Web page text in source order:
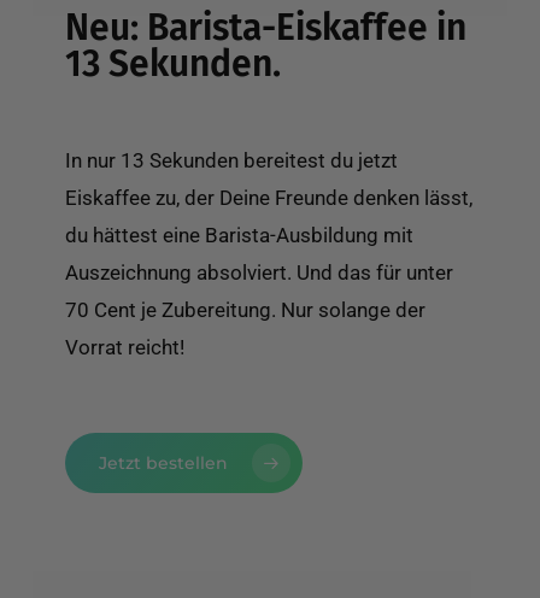
Neu: Barista-Eiskaffee in
13 Sekunden.
In nur 13 Sekunden bereitest du jetzt
Eiskaffee zu, der Deine Freunde denken lässt,
du hättest eine Barista-Ausbildung mit
Auszeichnung absolviert. Und das für unter
70 Cent je Zubereitung. Nur solange der
Vorrat reicht!
Jetzt bestellen